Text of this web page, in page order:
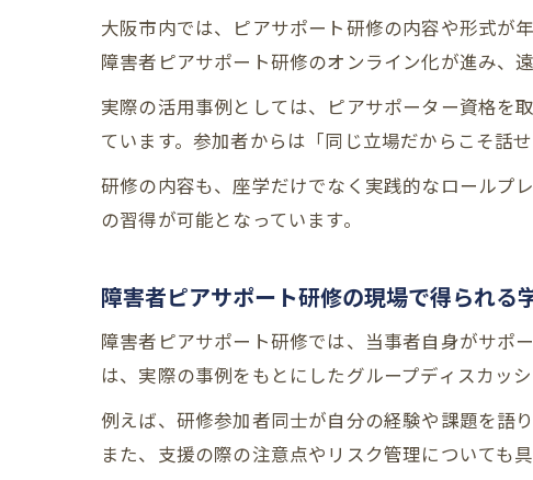
大阪市内では、ピアサポート研修の内容や形式が
障害者ピアサポート研修のオンライン化が進み、
実際の活用事例としては、ピアサポーター資格を
ています。参加者からは「同じ立場だからこそ話
研修の内容も、座学だけでなく実践的なロールプ
の習得が可能となっています。
障害者ピアサポート研修の現場で得られる
障害者ピアサポート研修では、当事者自身がサポ
は、実際の事例をもとにしたグループディスカッ
例えば、研修参加者同士が自分の経験や課題を語
また、支援の際の注意点やリスク管理についても